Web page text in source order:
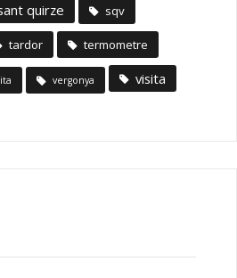
quirze sqv
tardor termometre
vergonya visita